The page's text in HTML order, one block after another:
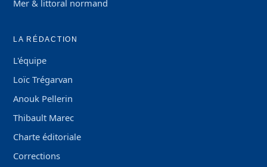
Mer & littoral normand
LA RÉDACTION
L'équipe
Loïc Trégarvan
Anouk Pellerin
Thibault Marec
Charte éditoriale
Corrections